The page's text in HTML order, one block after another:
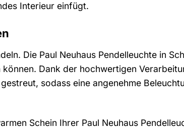
Interieur einfügt.
Die Paul Neuhaus Pendelleuchte in
Dank der hochwertigen
sodass eine angenehme
Schein Ihrer Paul Neuhaus